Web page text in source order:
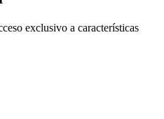
exclusivo a características